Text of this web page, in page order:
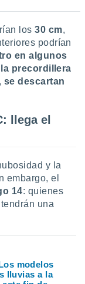
los30 cm,
podrían
en algunos
precordillera
se descartan
llega el
y la
embargo, el
14: quienes
una
modelos
lluvias a la